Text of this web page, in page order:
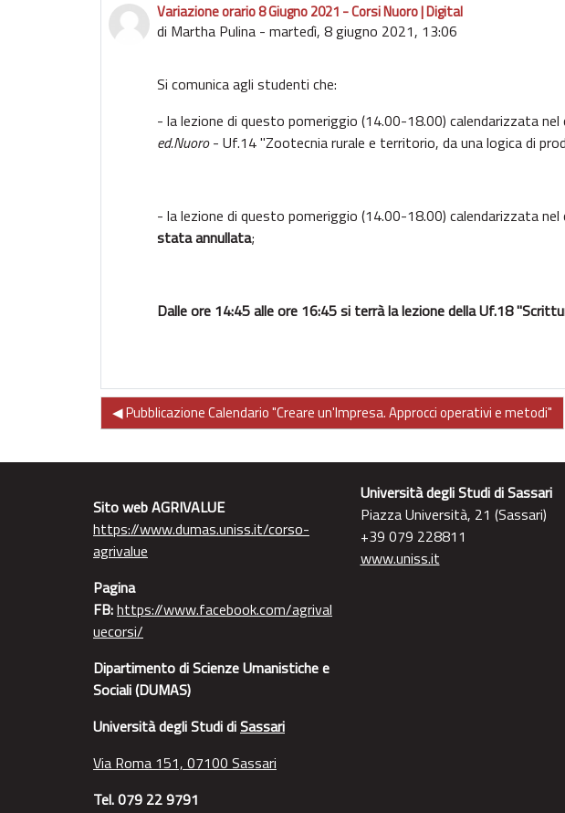
Variazione orario 8 Giugno 2021 - Corsi Nuoro | Digital
di Martha Pulina - martedì, 8 giugno 2021, 13:06
Numero di risposte: 0
Si comunica agli studenti che:
- la lezione di questo pomeriggio (14.00-18.00) calendarizzata nel
ed.Nuoro- Uf.14 "Zootecnia rurale e territorio, da una logica di
- la lezione di questo pomeriggio (14.00-18.00) calendarizzata nel
stata annullata;
Dalle ore 14:45 alle ore 16:45 si terrà la lezione della Uf.18
◀︎ Pubblicazione Calendario "Creare un'Impresa. Approcci operativi e metodi"
Sito web AGRIVALUE
https://www.dumas.uniss.it/corso-
agrivalue
Pagina
FB:https://www.facebook.com/agrival
uecorsi/
Dipartimento di Scienze Umanistiche e
Sociali (DUMAS)
Università degli Studi diSassari
Via Roma 151, 07100 Sassari
Tel. 079 22 9791
Università degli Studi di Sassari
Piazza Università, 21 (Sassari)
+39 079 228811
www.uniss.it